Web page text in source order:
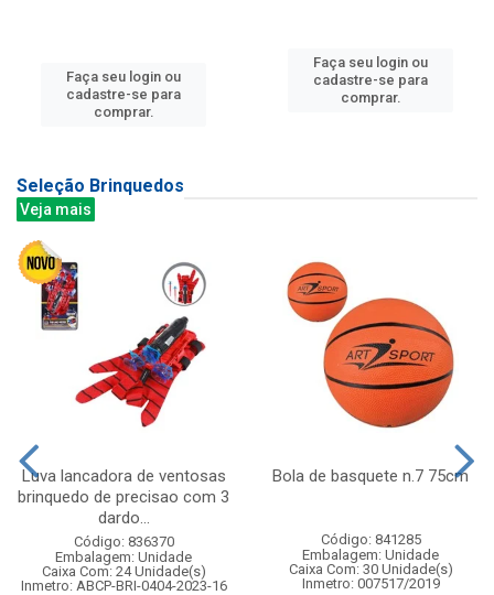
Faça seu login ou
cadastre-se para
comprar.
Faça seu login ou
cadastre-se para
comprar.
Seleção Brinquedos
Veja mais
Luva lancadora de ventosas
brinquedo de precisao com 3
dardo...
Código: 836370
Embalagem: Unidade
Caixa Com: 24 Unidade(s)
Inmetro: ABCP-BRI-0404-2023-16
Bola de basquete n.7 75cm
Código: 841285
Embalagem: Unidade
Caixa Com: 30 Unidade(s)
Inmetro: 007517/2019